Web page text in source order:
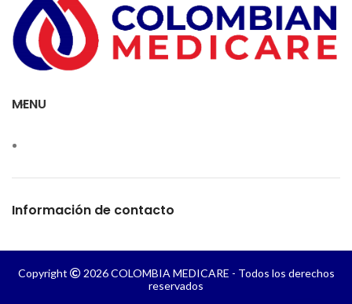
MENU
Información de contacto
Copyright
2026 COLOMBIA MEDICARE - Todos los derechos
reservados